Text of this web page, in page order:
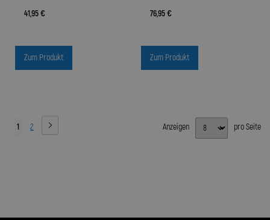
41,95 €
Zum Produkt
76,95 €
Zum Produkt
1 2 Anzeigen pro Seite